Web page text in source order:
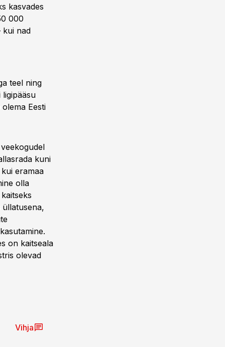
kasvades
000
kui nad
teel ning
Eesti
kuni
eramaa
olla
üllatusena,
on kaitseala
olevad
Vihja